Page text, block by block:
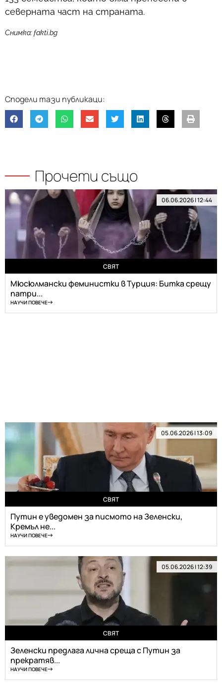
северната част на страната.
Снимка: fakti.bg
Прочети също
06.06.2026 | 12:44
СВЯТ
Мюсюлмански феминистки в Турция: Битка срещу
патри...
НАУЧИ ПОВЕЧЕ
05.06.2026 | 13:09
СВЯТ
Путин е уведомен за писмото на Зеленски,
Кремъл не...
НАУЧИ ПОВЕЧЕ
05.06.2026 | 12:39
СВЯТ
Зеленски предлага лична среща с Путин за
прекратяв...
НАУЧИ ПОВЕЧЕ